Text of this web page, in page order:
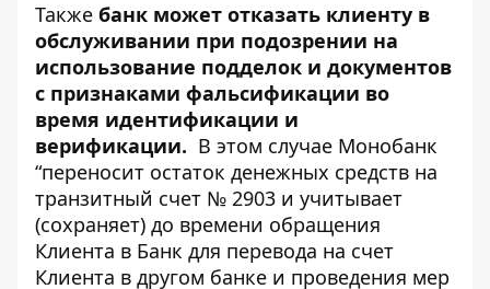
Также банк может отказать клиенту в
обслуживании при подозрении на
использование подделок и документов
с признаками фальсификации во
время идентификации и
верификации. В этом случае Монобанк
“переносит остаток денежных средств на
транзитный счет № 2903 и учитывает
(сохраняет) до времени обращения
Клиента в Банк для перевода на счет
Клиента в другом банке и проведения мер